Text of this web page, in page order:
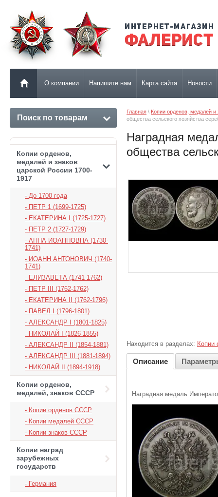
О компании Напишите нам Карта сайта Новости
Поиск по товарам
Копии орденов,
медалей и знаков
царской России 1700-
1917
До 1700 года
ПЕТР 1 (1699-1725)
ЕКАТЕРИНА I (1725-1727)
ПЕТР 2 (1727-1729)
АННА ИОАННОВНА (1730-
1741)
ИОАНН АНТОНОВИЧ (1740-
1741)
ЕЛИЗАВЕТА (1741-1762)
ПЕТР III (1762-1762)
ЕКАТЕРИНА II (1762-1796)
ПАВЕЛ I (1796-1801)
АЛЕКСАНДР I (1801-1825)
НИКОЛАЙ I (1826-1855)
АЛЕКСАНДР II (1854-1881)
АЛЕКСАНДР III (1881-1894)
НИКОЛАЙ II (1894-1918)
Копии орденов,
медалей, знаков СССР
Копии орденов СССР
Копии медалей СССР
Копии знаков СССР
Копии наград
зарубежных
государств
Германия
Главная \ Копии орденов, медалей и
общества сельского хозяйства
Наградная
общества
Находится в разделах: Копии
Описание
Наградная медаль